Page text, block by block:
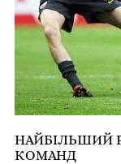
НАЙБІЛЬШИЙ
КОМАНД